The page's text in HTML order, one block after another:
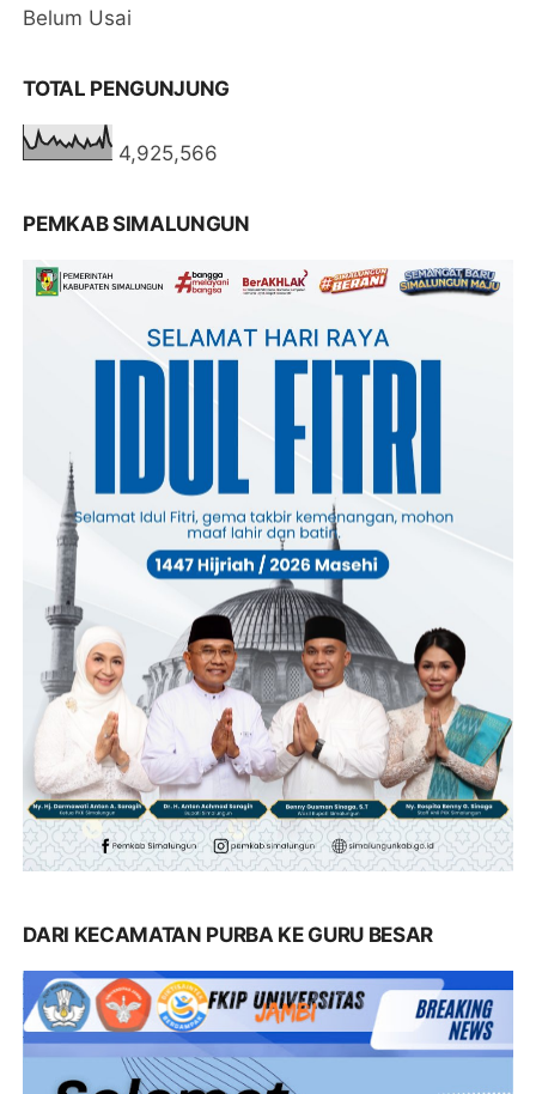
Belum Usai
TOTAL PENGUNJUNG
4,925,566
PEMKAB SIMALUNGUN
DARI KECAMATAN PURBA KE GURU BESAR